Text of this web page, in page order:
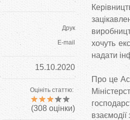
Друк
E-mail
15.10.2020
Оцініть статтю:
(308 оцінки)
хочуть
надати
Про це